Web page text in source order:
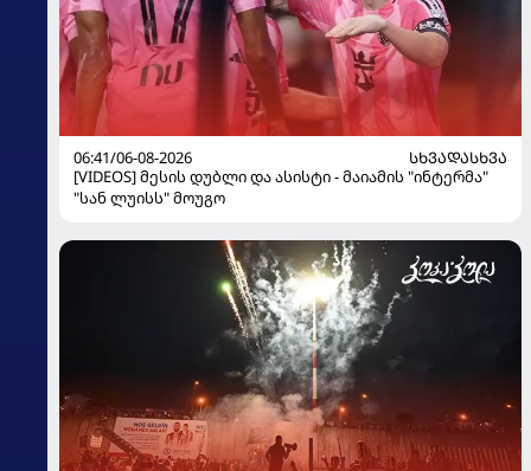
06:41/06-08-2026
ᲡᲮᲕᲐᲓᲐᲡᲮᲕᲐ
[VIDEOS] მესის დუბლი და ასისტი - მაიამის "ინტერმა"
"სან ლუისს" მოუგო